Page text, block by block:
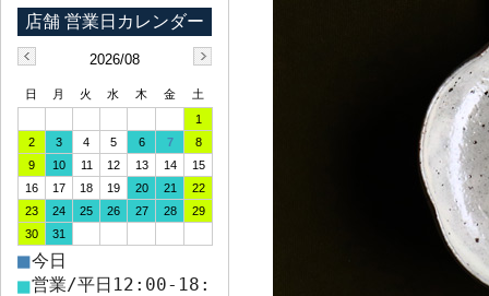
2026/08
日 月 火 水 木 金
土
1
2
3 4 5 6 7
8
9
10 11 12 13 14
15
16
17 18 19 20 21
22
23
24 25 26 27 28
29
30
31
■今日
■営業/平日12:00-18: